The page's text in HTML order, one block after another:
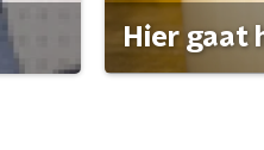
Hier gaat